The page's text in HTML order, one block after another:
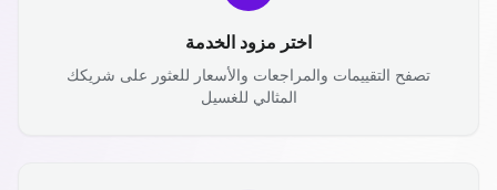
اختر مزود الخدمة
تصفح التقييمات والمراجعات والأسعار للعثور على شريكك
المثالي للغسيل